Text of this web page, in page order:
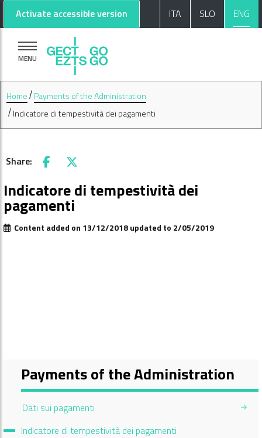
Go to main content
Go to footer
Activate accessible version ITA SLO ENG
MENU
Home
Payments of the Administration
Indicatore di tempestività dei pagamenti
Share: Facebook
X
Indicatore di tempestività dei
pagamenti
Content added on 13/12/2018 updated to 2/05/2019
Payments of the Administration
Dati sui pagamenti
Indicatore di tempestività dei pagamenti